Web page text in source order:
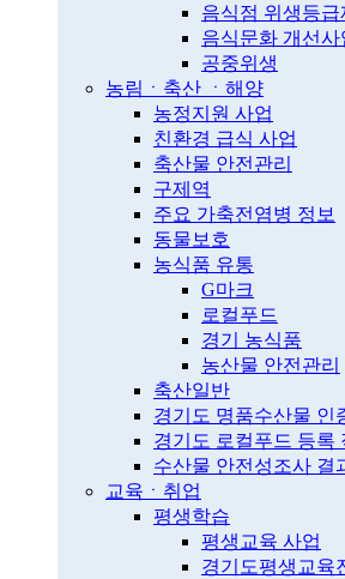
음식점 위생등급
음식문화 개선사
공중위생
농림ㆍ축산 ㆍ해양
농정지원 사업
친환경 급식 사업
축산물 안전관리
구제역
주요 가축전염병 정보
동물보호
농식품 유통
G마크
로컬푸드
경기 농식품
농산물 안전관리
축산일반
경기도 명품수산물 인
경기도 로컬푸드 등록
수산물 안전성조사 결
교육ㆍ취업
평생학습
평생교육 사업
경기도평생교육